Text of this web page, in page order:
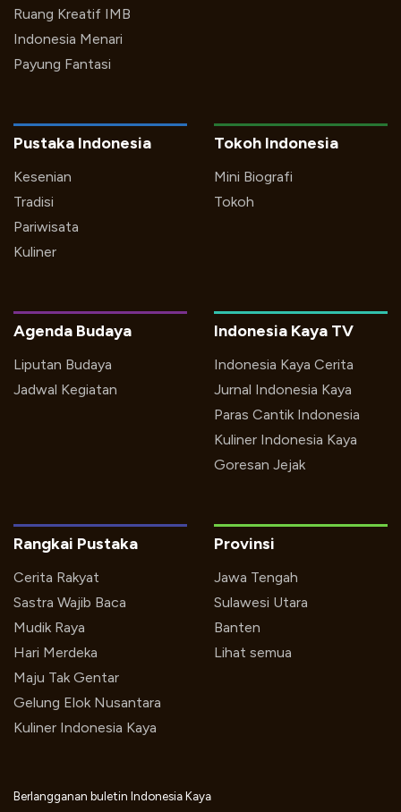
Ruang Kreatif IMB
Indonesia Menari
Payung Fantasi
Pustaka Indonesia
Kesenian
Tradisi
Pariwisata
Kuliner
Tokoh Indonesia
Mini Biografi
Tokoh
Indonesia Kaya TV
Indonesia Kaya Cerita
Jurnal Indonesia Kaya
Paras Cantik Indonesia
Kuliner Indonesia Kaya
Goresan Jejak
Agenda Budaya
Liputan Budaya
Jadwal Kegiatan
Rangkai Pustaka
Cerita Rakyat
Sastra Wajib Baca
Mudik Raya
Hari Merdeka
Maju Tak Gentar
Gelung Elok Nusantara
Kuliner Indonesia Kaya
Provinsi
Jawa Tengah
Sulawesi Utara
Banten
Lihat semua
Berlangganan buletin Indonesia Kaya